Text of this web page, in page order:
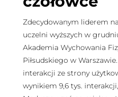
Zdecydowanym liderem
uczelni wyższych w
Akademia Wychowania
Piłsudskiego w
interakcji ze strony
wynikiem 9,6 tys.